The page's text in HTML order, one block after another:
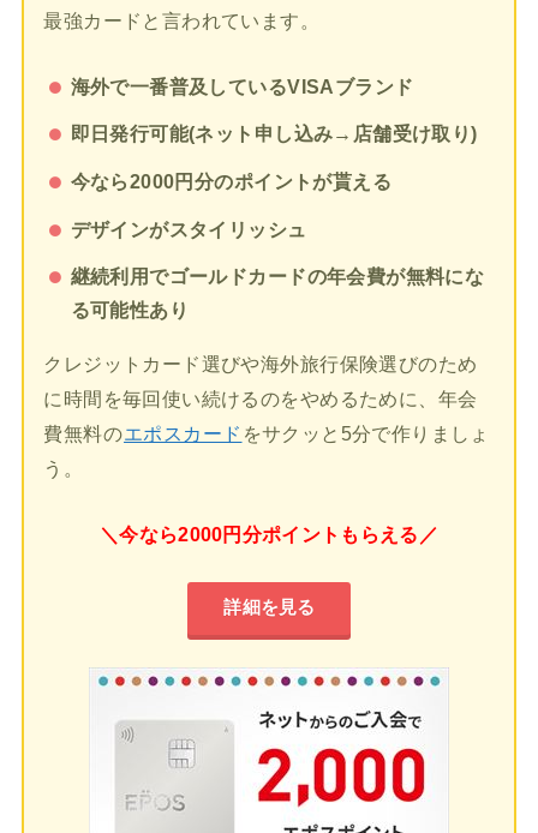
最強カードと言われています。
海外で一番普及しているVISAブランド
即日発行可能(ネット申し込み→店舗受け取り)
今なら2000円分のポイントが貰える
デザインがスタイリッシュ
継続利用でゴールドカードの年会費が無料にな
る可能性あり
クレジットカード選びや海外旅行保険選びのため
に時間を毎回使い続けるのをやめるために、年会
費無料のエポスカード をサクッと5分で作りましょ
う。
＼今なら2000円分ポイントもらえる／
詳細を見る